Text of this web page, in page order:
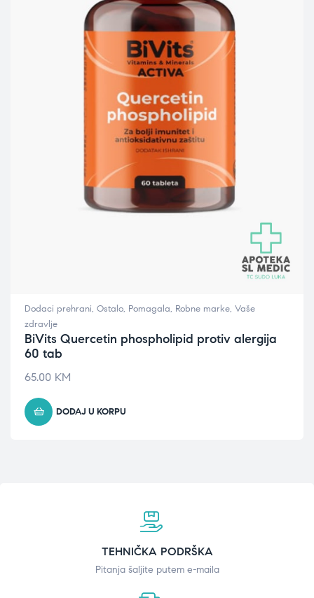
Dodaci prehrani, Ostalo, Pomagala, Robne marke, Vaše
zdravlje
BiVits Quercetin phospholipid protiv alergija
60 tab
65.00 KM
DODAJ U KORPU
TEHNIČKA PODRŠKA
Pitanja šaljite putem e-maila